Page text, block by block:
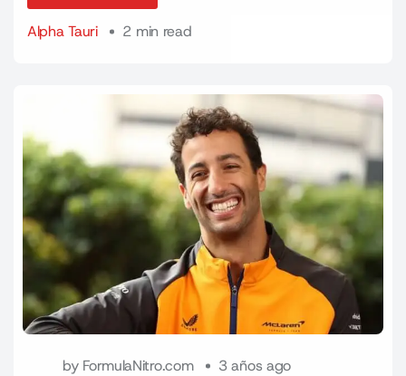
Alpha Tauri
2 min read
by FormulaNitro.com 3 años ago